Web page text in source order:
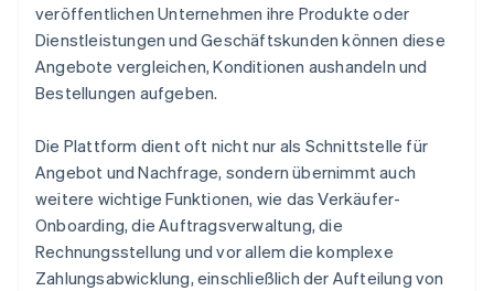
veröffentlichen Unternehmen ihre Produkte oder
Dienstleistungen und Geschäftskunden können diese
Angebote vergleichen, Konditionen aushandeln und
Bestellungen aufgeben.
Die Plattform dient oft nicht nur als Schnittstelle für
Angebot und Nachfrage, sondern übernimmt auch
weitere wichtige Funktionen, wie das Verkäufer-
Onboarding, die Auftragsverwaltung, die
Rechnungsstellung und vor allem die komplexe
Zahlungsabwicklung, einschließlich der Aufteilung von